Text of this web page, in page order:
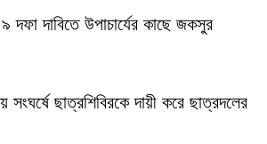
দফা দাবিতে উপাচার্যের কাছে জকসুর
সংঘর্ষে ছাত্রশিবিরকে দায়ী করে ছাত্রদলের